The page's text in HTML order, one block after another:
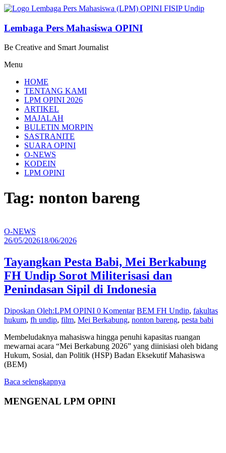
Lompat
konten
Lembaga Pers Mahasiswa OPINI
Be Creative and Smart Journalist
Menu
HOME
TENTANG KAMI
LPM OPINI 2026
ARTIKEL
MAJALAH
BULETIN MORPIN
SASTRANITE
SUARA OPINI
O-NEWS
KODEIN
LPM OPINI
Tag: nonton bareng
O-NEWS
26/05/202618/06/2026
Tayangkan Pesta Babi, Mei Berkabung
FH Undip Sorot Militerisasi dan
Penindasan Sipil di Indonesia
Diposkan Oleh:LPM OPINI 0 Komentar BEM FH Undip, fakultas
hukum, fh undip, film, Mei Berkabung, nonton bareng, pesta babi
Membeludaknya mahasiswa hingga penuhi kapasitas ruangan
mewarnai acara “Mei Berkabung 2026” yang diinisiasi oleh bidang
Hukum, Sosial, dan Politik (HSP) Badan Eksekutif Mahasiswa
(BEM)
Baca selengkapnya
MENGENAL LPM OPINI